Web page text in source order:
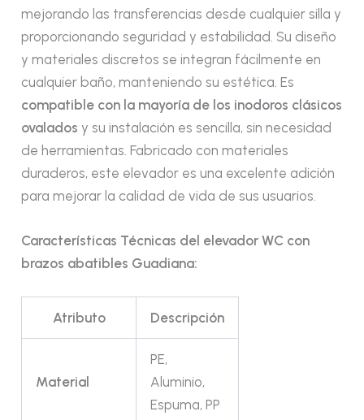
mejorando las transferencias desde cualquier silla y
proporcionando seguridad y estabilidad. Su diseño
y materiales discretos se integran fácilmente en
cualquier baño, manteniendo su estética. Es
compatible con la mayoría de los inodoros clásicos
ovalados y su instalación es sencilla, sin necesidad
de herramientas. Fabricado con materiales
duraderos, este elevador es una excelente adición
para mejorar la calidad de vida de sus usuarios.
Características Técnicas del elevador WC con
brazos abatibles Guadiana:
Atributo Descripción
Material
PE,
Aluminio,
Espuma, PP